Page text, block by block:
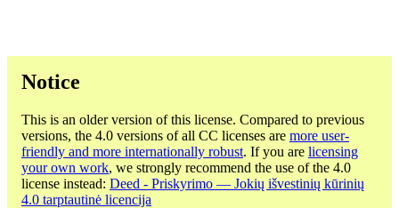
Notice
This is an older version of this license. Compared to previous
versions, the 4.0 versions of all CC licenses are more user-
friendly and more internationally robust. If you are licensing
your own work, we strongly recommend the use of the 4.0
license instead: Deed - Priskyrimo — Jokių išvestinių kūrinių
4.0 tarptautinė licencija